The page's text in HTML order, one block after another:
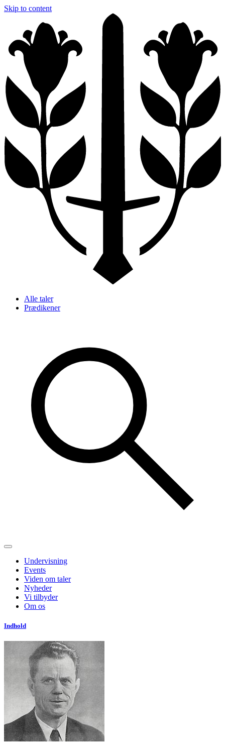
Skip to content
Alle taler
Prædikener
Undervisning
Events
Viden om taler
Nyheder
Vi tilbyder
Om os
Indhold